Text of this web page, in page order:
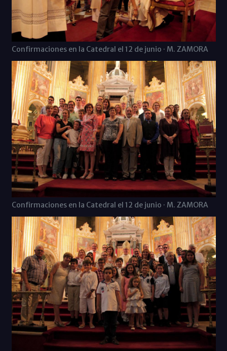
Confirmaciones en la Catedral el 12 de junio · M. ZAMORA
Confirmaciones en la Catedral el 12 de junio · M. ZAMORA